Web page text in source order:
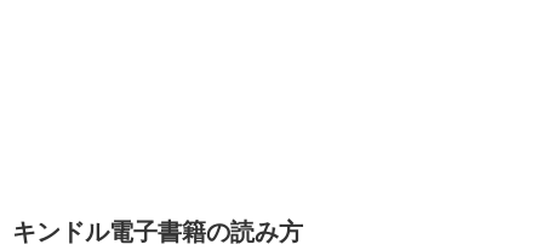
キンドル電子書籍の読み方